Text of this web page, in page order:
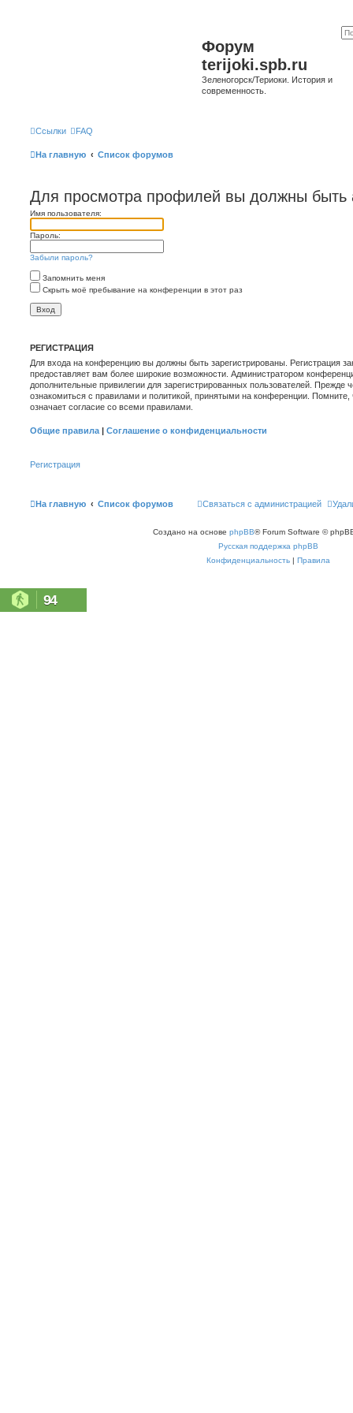
Форум
terijoki.spb.ru
Зеленогорск/Териоки. История и
современность.
Ссылки FAQ
На главную Список форумов
Для просмотра профилей вы должны быть
Имя пользователя:
Пароль:
Забыли пароль?
Запомнить меня
Скрыть моё пребывание на конференции в этот раз
РЕГИСТРАЦИЯ
Для входа на конференцию вы должны быть зарегистрированы. Регистрация
предоставляет вам более широкие возможности. Администратором
дополнительные привилегии для зарегистрированных пользователей. Прежде
ознакомиться с правилами и политикой, принятыми на конференции.
означает согласие со всеми правилами.
Общие правила | Соглашение о конфиденциальности
Регистрация
На главную Список форумов Связаться с администрацией
Создано на основе phpBB® Forum Software ©
Русская поддержка phpBB
Конфиденциальность | Правила
94